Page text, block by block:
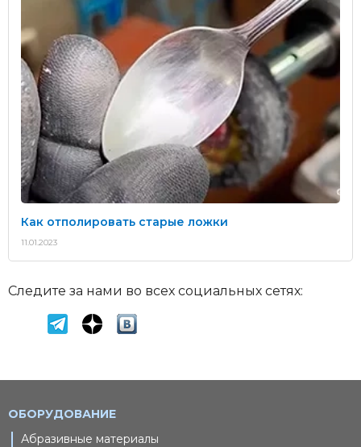
Как отполировать старые ложки
11.01.2023
Следите за нами во всех социальных сетях:
ОБОРУДОВАНИЕ
Абразивные материалы